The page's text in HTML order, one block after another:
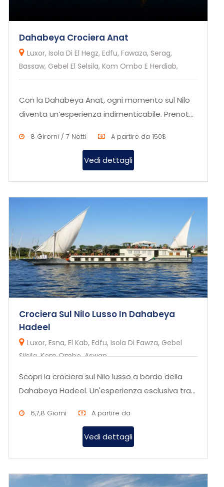
Dahabeya Crociera Anat
Luxor, Isola Di El Hegz, Edfu, Fawaza, Serag,
Bassaw, Gebel El Selsila, Kom Ombo E Herdiab,
Con la Dahabeya Anat, ogni momento sul Nilo
diventa un’esperienza indimenticabile. Prenota
8 Girorni / 7 Notti A partire da 150$
Vedi dettagli
Crociera Sul Nilo Lusso In Dahabeya
Hadeel
Luxor, Esna, El Kab, Edfu, Isola Di Fawza, Gebel
Silsila, Kom Ombo, Aswan
Scopri la crociera sul Nilo lusso a bordo della
Dahabeya Hadeel. Un'esperienza esclusiva tra
6,7,8 Giorni A partire da
Vedi dettagli